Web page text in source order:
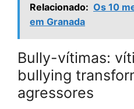
Relacionado: Os 10
em Granada
Bully-vítimas:
bullying
agressores